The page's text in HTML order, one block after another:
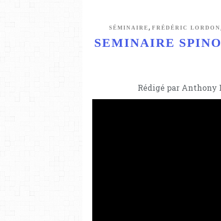
SÉMINAIRE , FRÉDÉRIC LORDON
SEMINAIRE
Rédigé par Anthony